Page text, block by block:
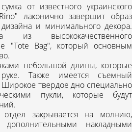
известного украинского
лаконично завершит образ
и минимального декора.
из высококачественного
"Tote Bag", который основным
небольшой длины, которые
Также имеется съемный
твердое дно специально
пукли, которые будут
закрывается на молнию,
дополнительными накладными